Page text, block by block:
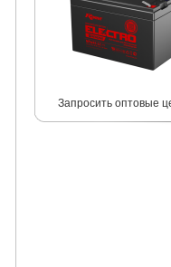
Запросить оптовые